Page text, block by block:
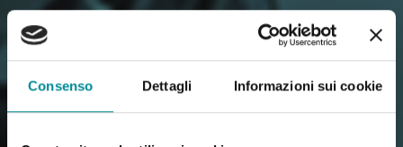
Consenso Dettagli Informazioni sui cookie